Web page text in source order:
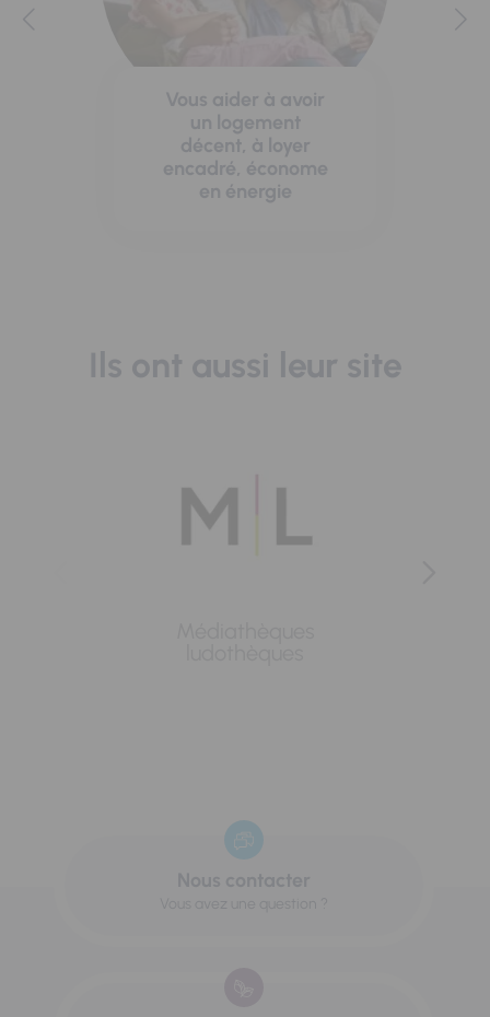
Vous aider à avoir
un logement
décent, à loyer
encadré, économe
en énergie
Ils ont aussi leur site